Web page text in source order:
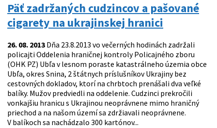
Päť zadržaných cudzincov a pašované
cigarety na ukrajinskej hranici
26. 08. 2013 Dňa 23.8.2013 vo večerných hodinách zadržali
policajti Oddelenia hraničnej kontroly Policajného zboru
(OHK PZ) Ubľa v lesnom poraste katastrálneho územia obce
Ubľa, okres Snina, 2 štátnych príslušníkov Ukrajiny bez
cestovných dokladov, ktorí na chrbtoch prenášali dva veľké
balíky. Mužov predviedli na oddelenie. Cudzinci prekročili
vonkajšiu hranicu s Ukrajinou neoprávnene mimo hraničný
priechod a na našom území sa zdržiavali neoprávnene.
V balíkoch sa nachádzalo 300 kartónov...